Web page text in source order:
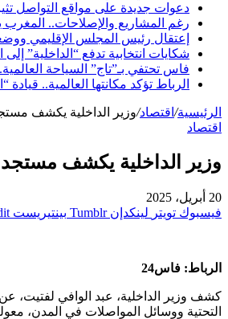
دعوات جديدة على مواقع التواصل
رغم المشاريع والإصلاحات.. المغرب يكتفي بالمرتبة 106 عالمياً في
إعتقال رئيس المجلس الإقليمي
شكايات انتخابية تدفع “الداخلية”
فاس تحتفي بـ”تاج” السياحة
الرباط تؤكد مكانتها العالمية..
الرئيسية/ اقتصاد/وزير الداخلية يكشف
اقتصاد
وزير الداخلية يكشف
20 أبريل، 2025
فيسبوك تويتر لينكدإن بينتيريست
الرباط: فاس24
كشف وزير الداخلية، عبد الوافي
التحتية ووسائل المواصلات في المدن،